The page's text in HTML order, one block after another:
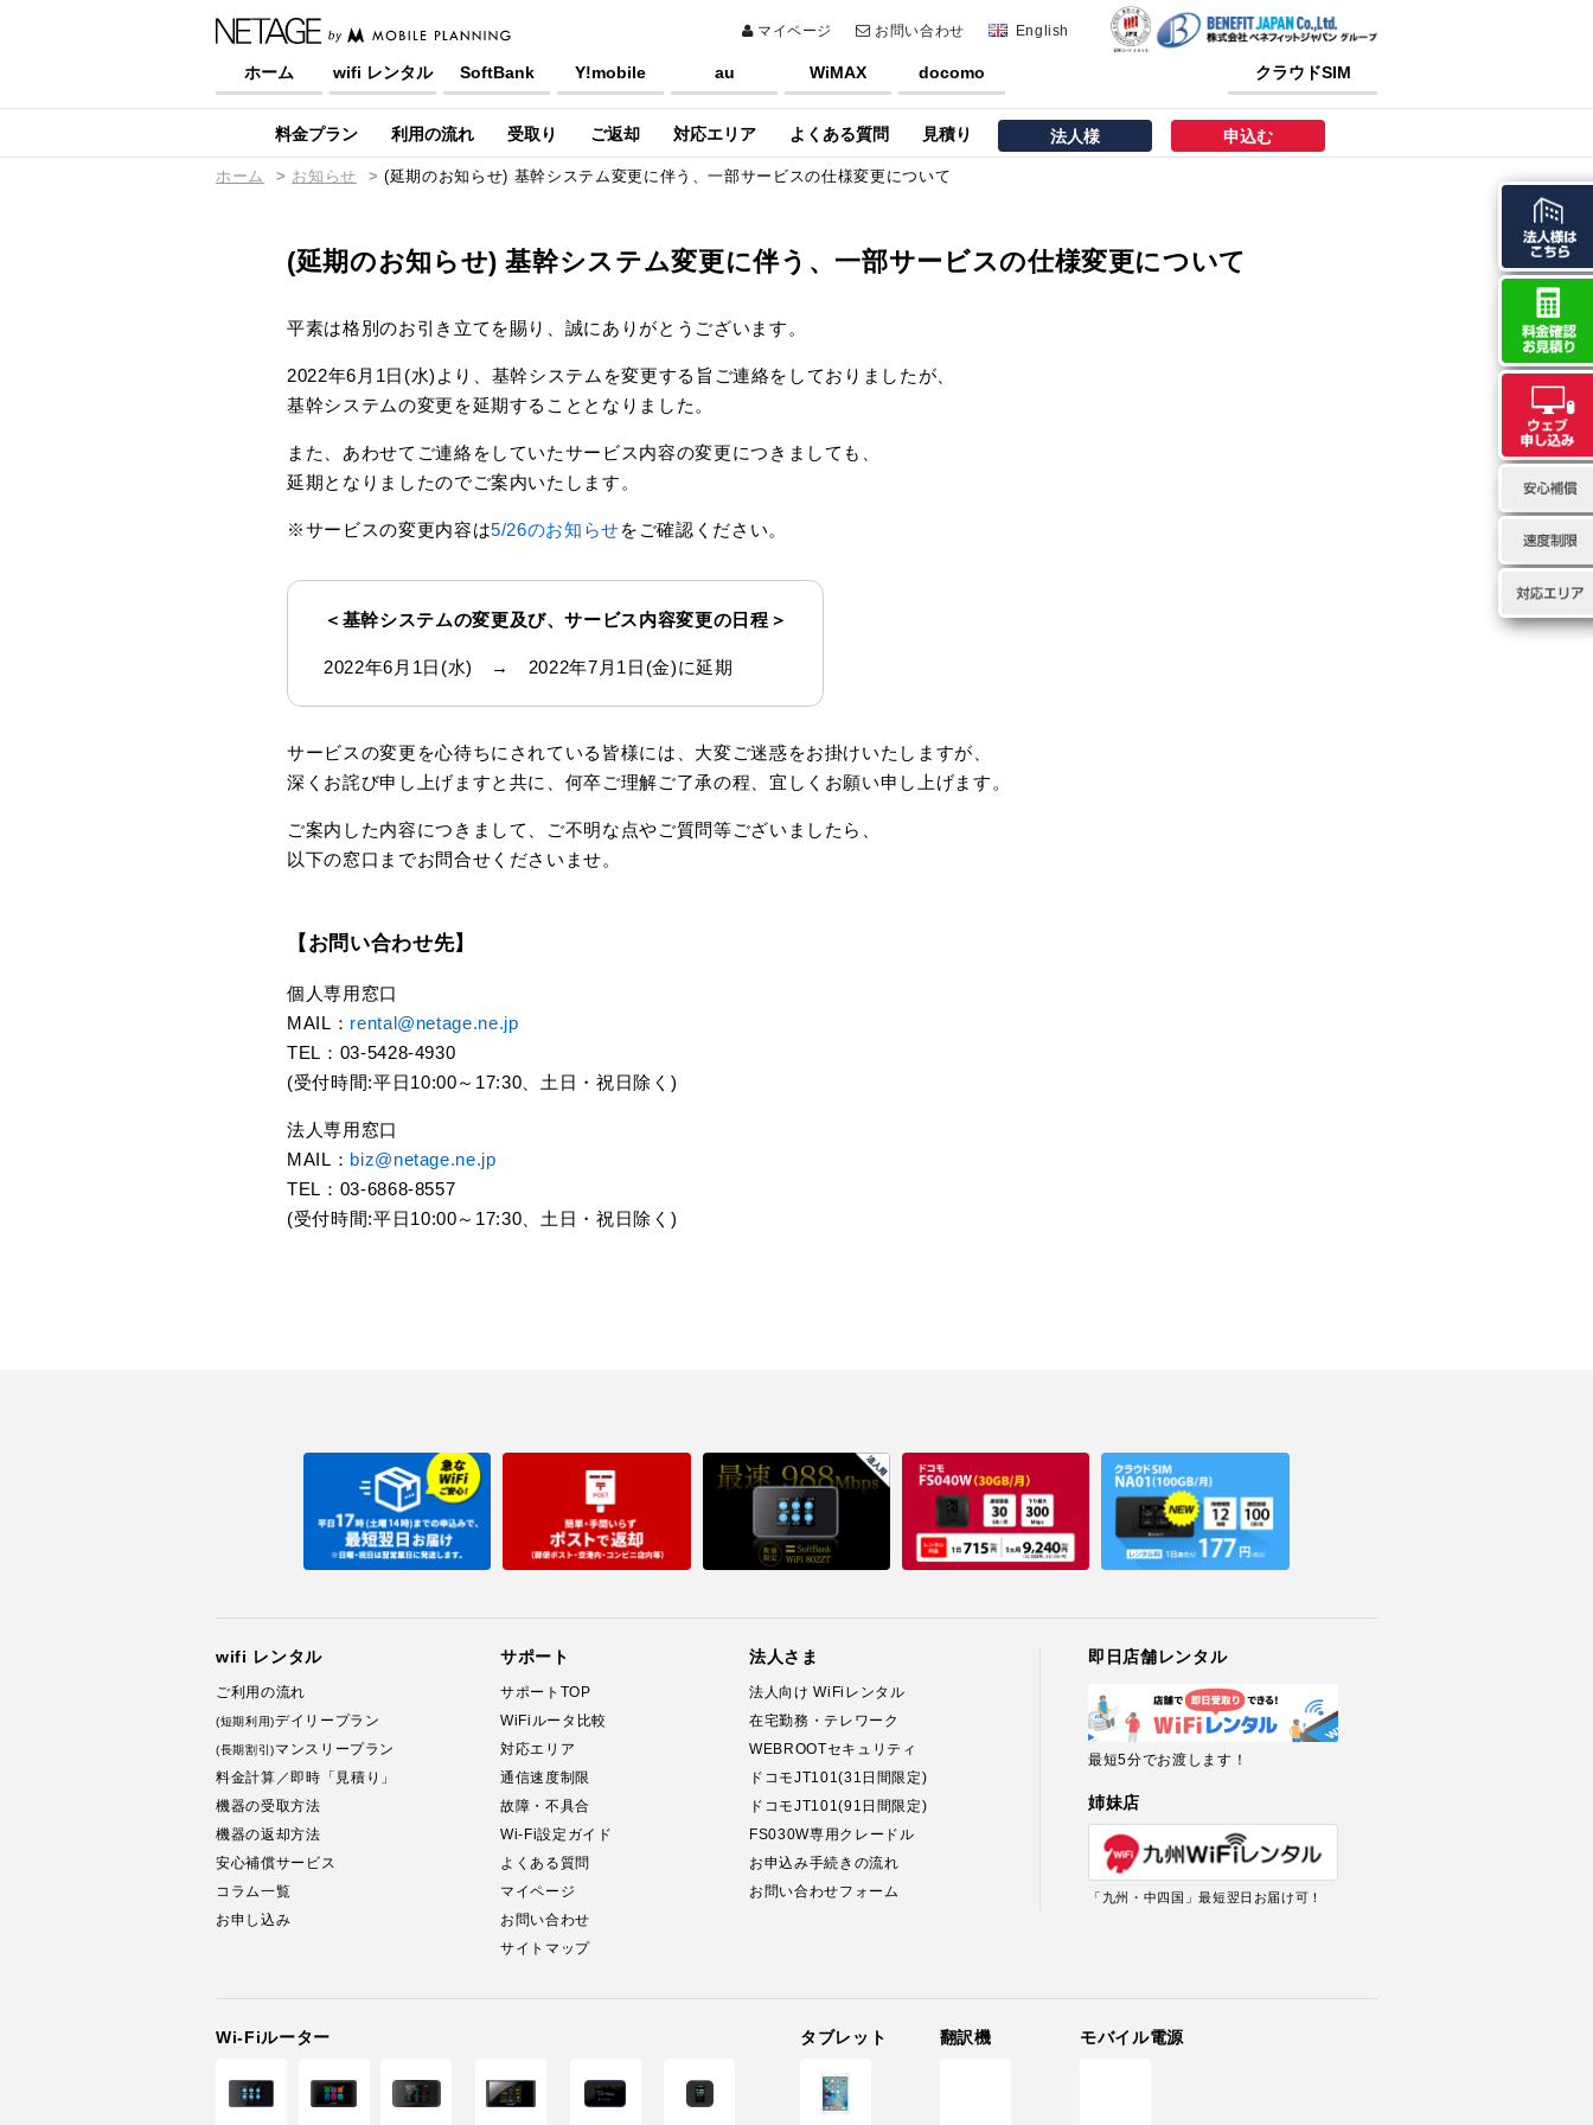
マイページ お問い合わせ English
ホーム wifi レンタル SoftBank Y!mobile au WiMAX docomo クラウドSIM
料金プラン 利用の流れ 受取り ご返却 対応エリア よくある質問 見積り 法人様 申込む
ホーム お知らせ (延期のお知らせ) 基幹システム変更に伴う、一部サービスの仕様変更について
(延期のお知らせ) 基幹システム変更に伴う、一部サービスの仕様変更について
平素は格別のお引き立てを賜り、誠にありがとうございます。
2022年6月1日(水)より、基幹システムを変更する旨ご連絡をしておりましたが、
基幹システムの変更を延期することとなりました。
また、あわせてご連絡をしていたサービス内容の変更につきましても、
延期となりましたのでご案内いたします。
※サービスの変更内容は5/26のお知らせをご確認ください。
＜基幹システムの変更及び、サービス内容変更の日程＞
2022年6月1日(水) → 2022年7月1日(金)に延期
サービスの変更を心待ちにされている皆様には、大変ご迷惑をお掛けいたしますが、
深くお詫び申し上げますと共に、何卒ご理解ご了承の程、宜しくお願い申し上げます。
ご案内した内容につきまして、ご不明な点やご質問等ございましたら、
以下の窓口までお問合せくださいませ。
【お問い合わせ先】
個人専用窓口
MAIL： rental@netage.ne.jp
TEL：03-5428-4930
(受付時間:平日10:00～17:30、土日・祝日除く)
法人専用窓口
MAIL： biz@netage.ne.jp
TEL：03-6868-8557
(受付時間:平日10:00～17:30、土日・祝日除く)
wifi レンタル
ご利用の流れ
(短期利用)デイリープラン
(長期割引)マンスリープラン
料金計算／即時「見積り」
機器の受取方法
機器の返却方法
安心補償サービス
コラム一覧
お申し込み
サポート
サポートTOP
WiFiルータ比較
対応エリア
通信速度制限
故障・不具合
Wi-Fi設定ガイド
よくある質問
マイページ
お問い合わせ
サイトマップ
法人さま
法人向け WiFiレンタル
在宅勤務・テレワーク
WEBROOTセキュリティ
ドコモJT101(31日間限定)
ドコモJT101(91日間限定)
FS030W専用クレードル
お申込み手続きの流れ
お問い合わせフォーム
即日店舗レンタル
最短5分でお渡します！
姉妹店
「九州・中四国」最短翌日お届け可！
Wi-Fiルーター タブレット 翻訳機 モバイル電源